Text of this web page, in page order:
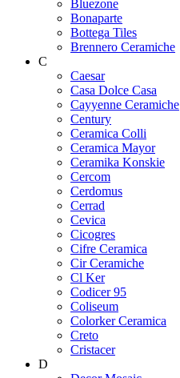
Bluezone
Bonaparte
Bottega Tiles
Brennero Ceramiche
C
Caesar
Casa Dolce Casa
Cayyenne Ceramiche
Century
Ceramica Colli
Ceramica Mayor
Ceramika Konskie
Cercom
Cerdomus
Cerrad
Cevica
Cicogres
Cifre Ceramica
Cir Ceramiche
Cl Ker
Codicer 95
Coliseum
Colorker Ceramica
Creto
Cristacer
D